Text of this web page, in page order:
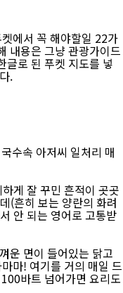
에서 꼭 해야할일 22가
내용은 그냥 관광가이드
글로 된 푸켓 지도를 넣
.
수속 아저씨 일처리 매
게 잘 꾸민 흔적이 곳곳
(흔히 보는 양란의 화려
안 되는 영어로 고통받
운 면이 들어있는 닭고
마! 여기를 거의 매일 드
바트 넘어가면 요리도